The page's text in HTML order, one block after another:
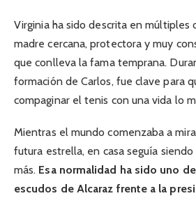
Virginia ha sido descrita en múltiples
madre cercana, protectora y muy
que conlleva la fama temprana.
formación de Carlos, fue clave para
compaginar el tenis con una vida lo
Mientras el mundo comenzaba a
futura estrella, en casa seguía
más. Esa normalidad ha sido uno
escudos de Alcaraz frente a la